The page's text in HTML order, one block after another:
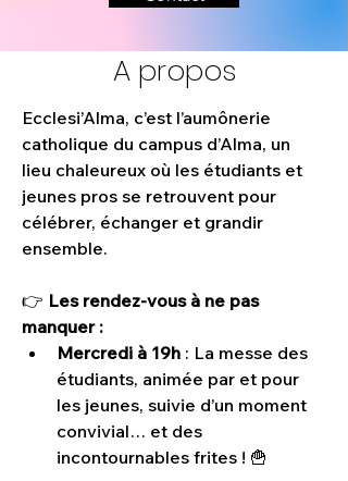
A propos
Ecclesi’Alma, c’est l’aumônerie
catholique du campus d’Alma, un
lieu chaleureux où les étudiants et
jeunes pros se retrouvent pour
célébrer, échanger et grandir
ensemble.
👉 Les rendez-vous à ne pas
manquer :
Mercredi à 19h : La messe des
étudiants, animée par et pour
les jeunes, suivie d’un moment
convivial… et des
incontournables frites ! 🍟